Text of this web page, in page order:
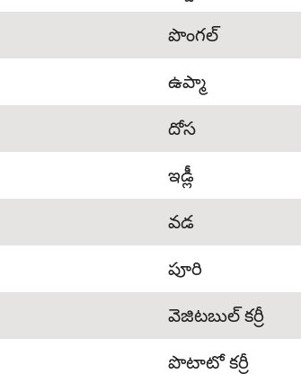
పొంగల్
ఉప్మా
దోస
ఇడ్లీ
వడ
పూరి
వెజిటబుల్ కర్రీ
పొటాటో కర్రీ